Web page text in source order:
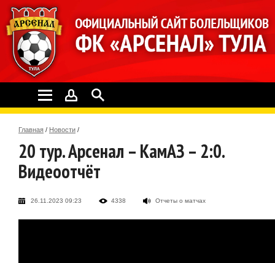
Главная / Новости /
20 тур. Арсенал – КамАЗ – 2:0.
Видеоотчёт
26.11.2023 09:23 4338 Отчеты о матчах